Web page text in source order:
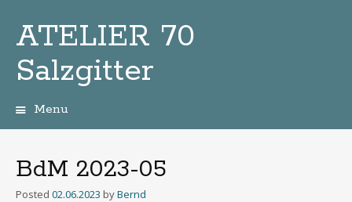
ATELIER 70
Salzgitter
Menu
BdM 2023-05
Posted 02.06.2023 byBernd